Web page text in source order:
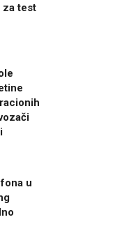
za test
u